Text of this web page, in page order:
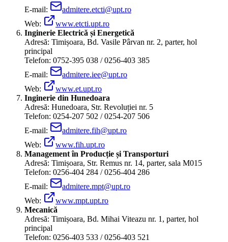
E-mail:
admitere.etcti@upt.ro
Web:
www.etcti.upt.ro
Inginerie Electrică și Energetică
Adresă: Timișoara, Bd. Vasile Pârvan nr. 2, parter, hol
principal
Telefon: 0752-395 038 / 0256-403 385
E-mail:
admitere.iee@upt.ro
Web:
www.et.upt.ro
Inginerie din Hunedoara
Adresă: Hunedoara, Str. Revoluției nr. 5
Telefon: 0254-207 502 / 0254-207 506
E-mail:
admitere.fih@upt.ro
Web:
www.fih.upt.ro
Management în Producție și Transporturi
Adresă: Timișoara, Str. Remus nr. 14, parter, sala M015
Telefon: 0256-404 284 / 0256-404 286
E-mail:
admitere.mpt@upt.ro
Web:
www.mpt.upt.ro
Mecanică
Adresă: Timișoara, Bd. Mihai Viteazu nr. 1, parter, hol
principal
Telefon: 0256-403 533 / 0256-403 521